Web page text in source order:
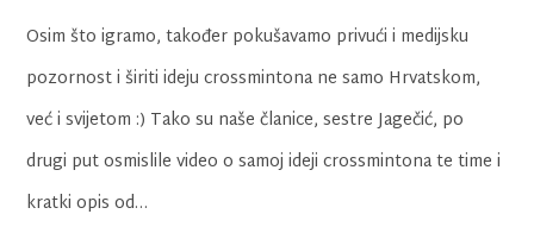
Osim što igramo, također pokušavamo privući i medijsku
pozornost i širiti ideju crossmintona ne samo Hrvatskom,
već i svijetom :) Tako su naše članice, sestre Jagečić, po
drugi put osmislile video o samoj ideji crossmintona te time i
kratki opis od…